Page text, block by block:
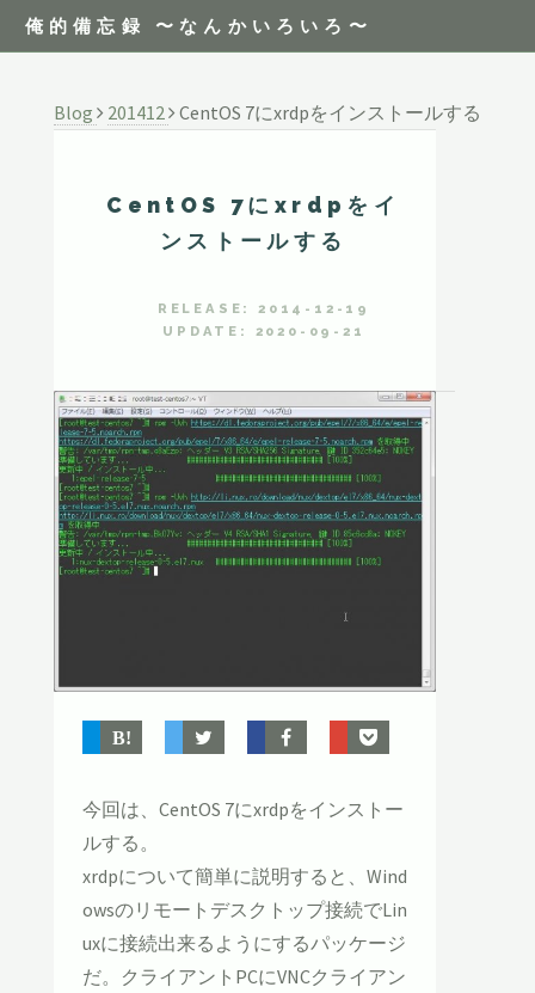
俺的備忘録 〜なんかいろいろ〜
Blog 201412 CentOS 7にxrdpをインストールする
CentOS 7にxrdpをイ
ンストールする
RELEASE: 2014-12-19
UPDATE: 2020-09-21
今回は、CentOS 7にxrdpをインストー
ルする。
xrdpについて簡単に説明すると、Wind
owsのリモートデスクトップ接続でLin
uxに接続出来るようにするパッケージ
だ。クライアントPCにVNCクライアン